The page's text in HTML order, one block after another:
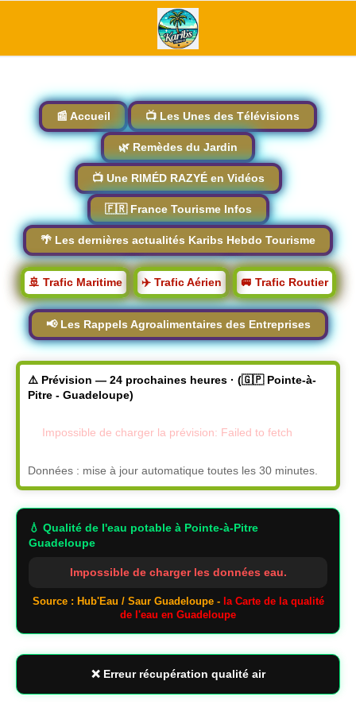
📰 Accueil 📺 Les Unes des Télévisions
🌿 Remèdes du Jardin
📺 Une RIMÉD RAZYÉ en Vidéos
🇫🇷 France Tourisme Infos
🌴 Les dernières actualités Karibs Hebdo Tourisme
🚢 Trafic Maritime ✈️ Trafic Aérien 🚐 Trafic Routier
📢 Les Rappels Agroalimentaires des Entreprises
⚠️ Prévision — 24 prochaines heures · (🇬🇵 Pointe-à-
Pitre - Guadeloupe)
Impossible de charger la prévision: Failed to fetch
Données : mise à jour automatique toutes les 30 minutes.
💧 Qualité de l'eau potable à Pointe-à-Pitre
Guadeloupe
Impossible de charger les données eau.
Source : Hub'Eau / Saur Guadeloupe - la Carte de la qualité
de l'eau en Guadeloupe
❌ Erreur récupération qualité air